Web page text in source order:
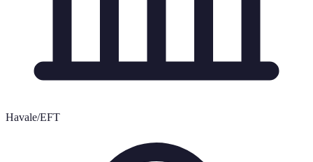
Havale/EFT